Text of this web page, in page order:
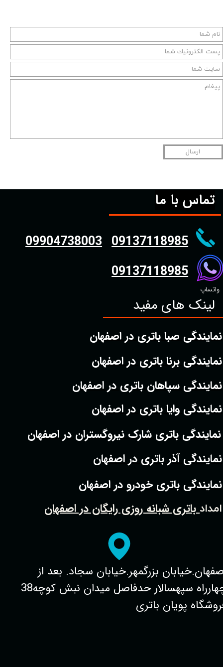
ارسال
تماس با ما
واتساپ
09904738003 09137118985
09137118985
بزرگمهر.خیابان سجاد. بعد از
چهارراه سپهسالار حدفاصل میدان نبش کوچه38
پویان باتری
لینک های مفید
نمایندگی صبا باتری در اصفهان
نمایندگی برنا باتری در اصفهان
نمایندگی سپاهان باتری در اصفهان
نمایندگی وایا باتری در اصفهان
نمایندگی آذر باتری در اصفهان
نمایندگی باتری شارک نیروگستران در اصفهان
نمایندگی باتری خودرو در اصفهان
امدادباتری شبانه روزی رایگان در اصفهان